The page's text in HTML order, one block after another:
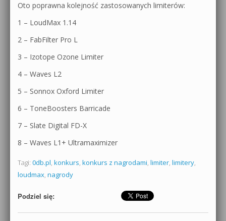
Oto poprawna kolejność zastosowanych limiterów:
1 – LoudMax 1.14
2 – FabFilter Pro L
3 – Izotope Ozone Limiter
4 – Waves L2
5 – Sonnox Oxford Limiter
6 – ToneBoosters Barricade
7 – Slate Digital FD-X
8 – Waves L1+ Ultramaximizer
Tagi: 0db.pl, konkurs, konkurs z nagrodami, limiter, limitery,
loudmax, nagrody
Podziel się: